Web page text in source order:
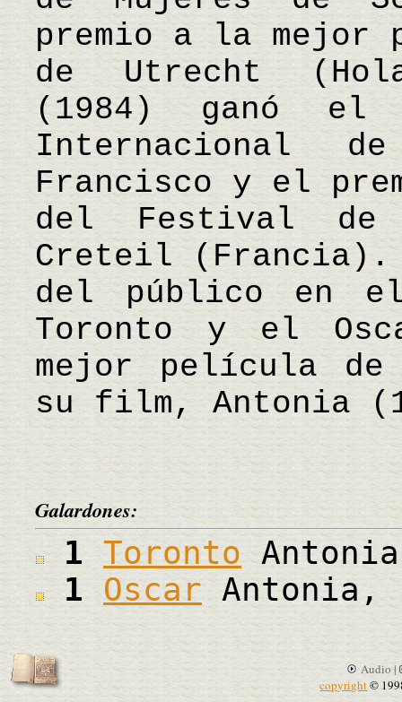
premio a la
de Utrecht
(1984) ganó el
Internacional
Francisco y el
del Festival de
Creteil (Francia).
del público en
Toronto y el
mejor película
su film, Antonia
Galardones:
1Toronto
1OscarAntonia,
Audio |
copyright©